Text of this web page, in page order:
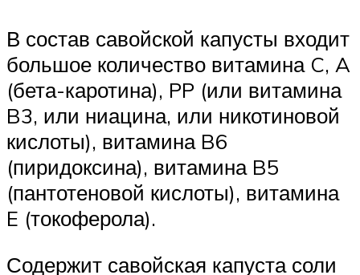
В состав савойской капусты входит
большое количество витамина C, A
(бета-каротина), PP (или витамина
B3, или ниацина, или никотиновой
кислоты), витамина B6
(пиридоксина), витамина B5
(пантотеновой кислоты), витамина
E (токоферола).
Содержит савойская капуста соли